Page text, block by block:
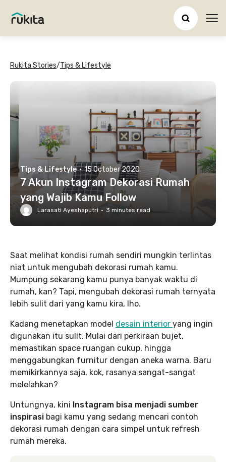
Rukita Stories/Tips & Lifestyle
Tips & Lifestyle · 15 October 2020
7 Akun Instagram Dekorasi Rumah
yang Wajib Kamu Follow
Larasati Ayeshaputri · 3 minutes read
Saat melihat kondisi rumah sendiri mungkin terlintas
niat untuk mengubah dekorasi rumah kamu.
Mumpung sekarang kamu punya banyak waktu di
rumah, kan? Tapi, mengubah dekorasi rumah ternyata
lebih sulit dari yang kamu kira, lho.
Kadang menetapkan model desain interior yang ingin
digunakan itu sulit. Mulai dari perkiraan bujet,
memastikan space ruangan cukup, hingga
menggabungkan furnitur dengan aneka warna. Baru
memikirkannya saja, kok, rasanya sangat-sangat
melelahkan?
Untungnya, kini Instagram bisa menjadi sumber
inspirasi bagi kamu yang sedang mencari contoh
dekorasi rumah dengan cara simpel untuk refresh
rumah mereka.